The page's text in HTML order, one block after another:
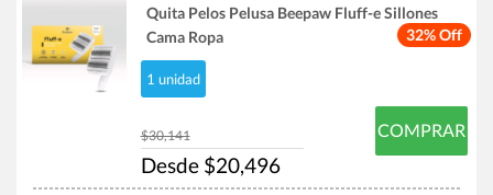
32% Off
Quita Pelos Pelusa Beepaw Fluff-e Sillones
Cama Ropa
1 unidad
$30,141
Desde $20,496
COMPRAR